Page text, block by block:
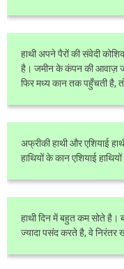
हाथी अपने पैरों की संवेदी
है। जमीन के कंपन की आवाज़
फिर मध्य कान तक पहुँचती है,
अफ्रीकी हाथी और एशियाई
हाथियों के कान एशियाई
हाथी दिन में बहुत कम सोते है।
ज्यादा पसंद करते है, वे निरंतर